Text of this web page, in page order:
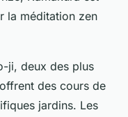
la méditation zen
ji, deux des plus
des cours de
jardins. Les